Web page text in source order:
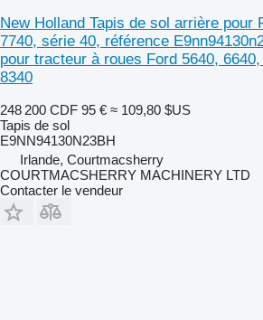
New Holland Tapis de sol arrière pour
7740, série 40, référence
pour tracteur à roues Ford 5640,
8340
248 200 CDF 95 € ≈ 109,80 $US
Tapis de sol
E9NN94130N23BH
Irlande, Courtmacsherry
COURTMACSHERRY MACHINERY LTD
Contacter le vendeur